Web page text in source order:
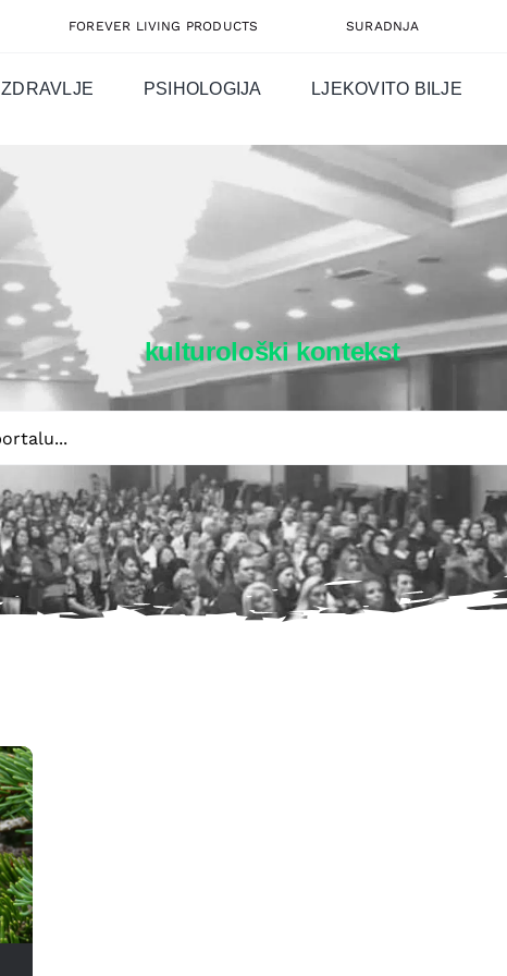
FOREVER LIVING PRODUCTS SURADNJA
ZDRAVLJE PSIHOLOGIJA LJEKOVITO BILJE
kulturološki kontekst